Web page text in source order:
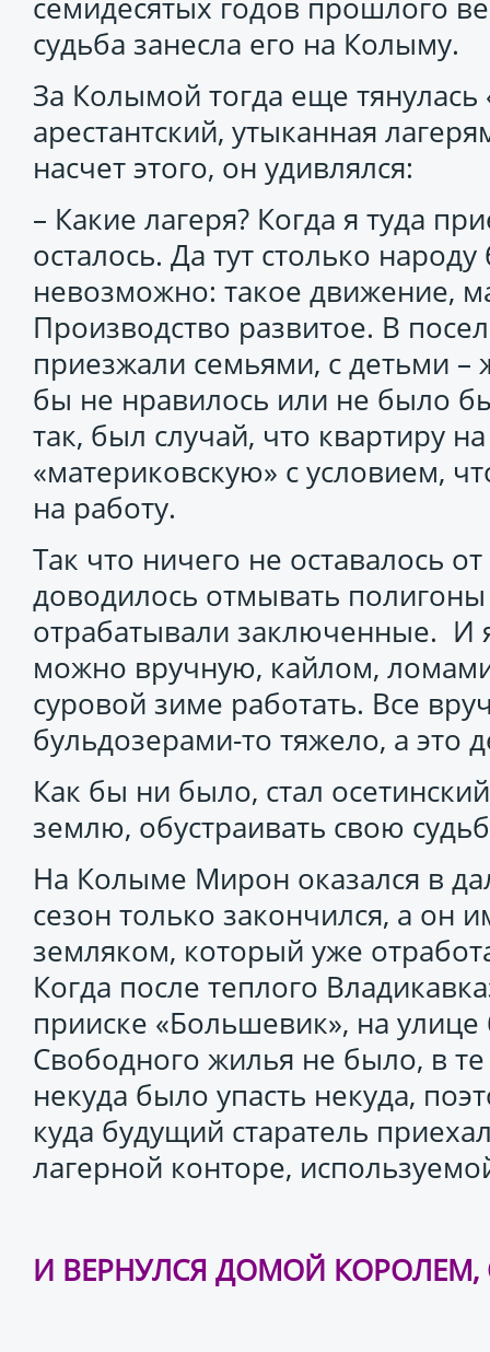
судьба занесла его на Колыму.
За Колымой тогда еще тянулась
арестантский, утыканная
насчет этого, он удивлялся:
– Какие лагеря? Когда я туда
осталось. Да тут столько
невозможно: такое движение,
Производство развитое. В
приезжали семьями, с детьми –
бы не нравилось или не было
так, был случай, что квартиру
«материковскую» с условием,
на работу.
Так что ничего не оставалось
доводилось отмывать
отрабатывали заключенные. И
можно вручную, кайлом,
суровой зиме работать. Все
бульдозерами-то тяжело, а это
Как бы ни было, стал
землю, обустраивать свою
На Колыме Мирон оказался в
сезон только закончился, а он
земляком, который уже
Когда после теплого
прииске «Большевик», на
Свободного жилья не было, в
некуда было упасть некуда,
куда будущий старатель
лагерной конторе,
И ВЕРНУЛСЯ ДОМОЙ